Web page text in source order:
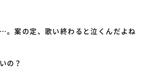
。案の定、歌い終わると泣くんだよね
の？